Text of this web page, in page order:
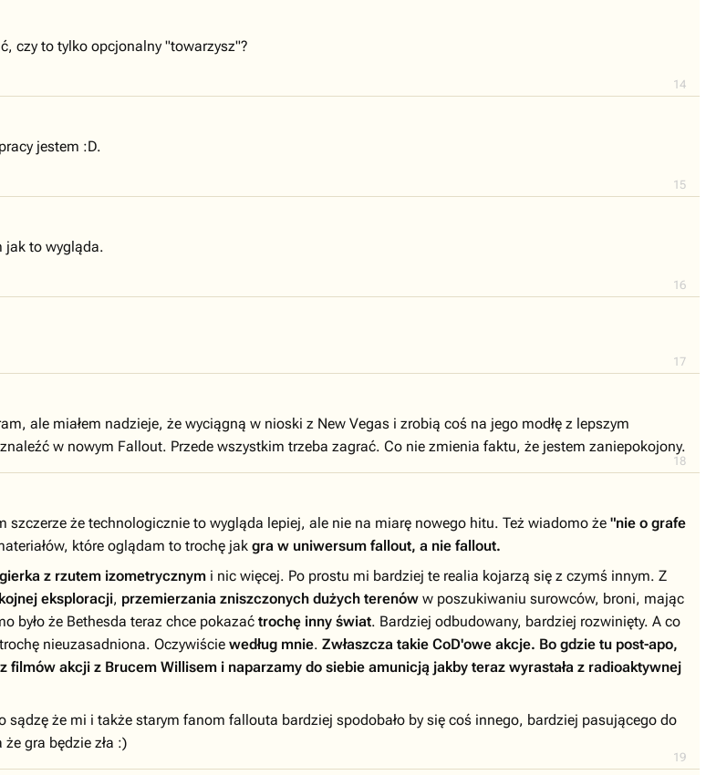
14
czy to tylko opcjonalny "towarzysz"?
15
jestem :D.
16
jak to wygląda.
17
18
ale miałem nadzieje, że wyciągną w nioski z New Vegas i zrobią coś na jego modłę z lepszym
w nowym Fallout. Przede wszystkim trzeba zagrać. Co nie zmienia faktu, że jestem zaniepokojony.
19
że technologicznie to wygląda lepiej, ale nie na miarę nowego hitu. Też wiadomo że "nie o grafe
które oglądam to trochę jak gra w uniwersum fallout, a nie fallout.
z rzutem izometrycznym i nic więcej. Po prostu mi bardziej te realia kojarzą się z czymś innym. Z
eksploracji, przemierzania zniszczonych dużych terenów w poszukiwaniu surowców, broni, mając
było że Bethesda teraz chce pokazać trochę inny świat. Bardziej odbudowany, bardziej rozwinięty. A co
nieuzasadniona. Oczywiście według mnie. Zwłaszcza takie CoD'owe akcje. Bo gdzie tu post-apo,
akcji z Brucem Willisem i naparzamy do siebie amunicją jakby teraz wyrastała z radioaktywnej
że mi i także starym fanom fallouta bardziej spodobało by się coś innego, bardziej pasującego do
gra będzie zła :)